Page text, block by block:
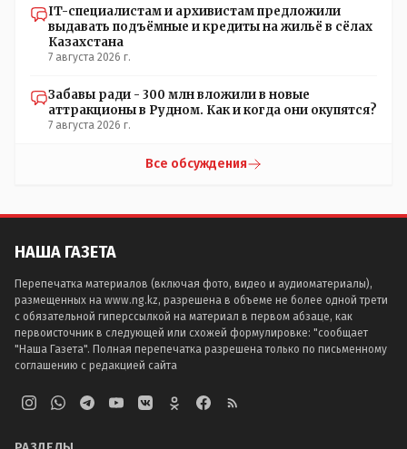
IT-специалистам и архивистам предложили
выдавать подъёмные и кредиты на жильё в сёлах
Казахстана
7 августа 2026 г.
Забавы ради - 300 млн вложили в новые
аттракционы в Рудном. Как и когда они окупятся?
7 августа 2026 г.
Все обсуждения
НАША ГАЗЕТА
Перепечатка материалов (включая фото, видео и аудиоматериалы),
размещенных на www.ng.kz, разрешена в объеме не более одной трети
с обязательной гиперссылкой на материал в первом абзаце, как
первоисточник в следующей или схожей формулировке: "сообщает
"Наша Газета". Полная перепечатка разрешена только по письменному
соглашению с редакцией сайта